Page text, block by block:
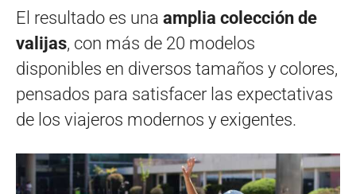
El resultado es una amplia colección de
valijas, con más de 20 modelos
disponibles en diversos tamaños y colores,
pensados para satisfacer las expectativas
de los viajeros modernos y exigentes.